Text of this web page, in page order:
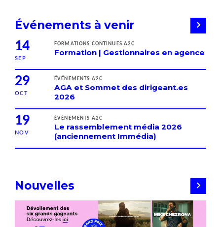
Événements à venir
14
SEP
FORMATIONS CONTINUES A2C
Formation | Gestionnaires en agence
29
OCT
ÉVÉNEMENTS A2C
AGA et Sommet des dirigeant.es
2026
19
NOV
ÉVÉNEMENTS A2C
Le rassemblement média 2026
(anciennement Immédia)
Nouvelles